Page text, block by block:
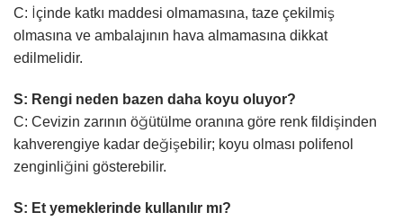
C: İçinde katkı maddesi olmamasına, taze çekilmiş
olmasına ve ambalajının hava almamasına dikkat
edilmelidir.
S: Rengi neden bazen daha koyu oluyor?
C: Cevizin zarının öğütülme oranına göre renk fildişinden
kahverengiye kadar değişebilir; koyu olması polifenol
zenginliğini gösterebilir.
S: Et yemeklerinde kullanılır mı?